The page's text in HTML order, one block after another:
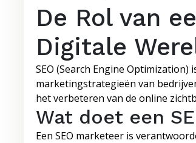
De Rol van
Digitale
SEO (Search Engine
marketingstrategieën van
het verbeteren van de online
Wat doet een
Een SEO marketeer is